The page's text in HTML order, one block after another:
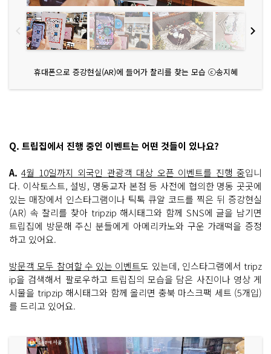
휴대폰으로 증강현실(AR)에 들어가 찰리를 찾는 모습 ⓒ송지혜
Q. 트립집에서 진행 중인 이벤트는 어떤 것들이 있나요?
A. 4월 10일까지 외국인 관광객 대상 오픈 이벤트를 진행 중입니
다. 이삭토스트, 설빙, 명동교자 본점 등 사전에 협의한 명동 곳곳에
있는 매장에서 인스타그램이나 틱톡 큐알 코드를 찍은 뒤 증강현실
(AR) 속 찰리를 찾아 tripzip 해시태그와 함께 SNS에 글을 남기면
트립집에 방문해 주신 분들에게 아메리카노와 구운 가래떡을 증정
하고 있어요.
방문객 모두 참여할 수 있는 이벤트도 있는데, 인스타그램에서 tripz
ip을 검색해서 팔로우하고 트립집의 모습을 담은 사진이나 영상 게
시물을 tripzip 해시태그와 함께 올리면 충북 마스크팩 세트 (5개입)
를 드리고 있어요.